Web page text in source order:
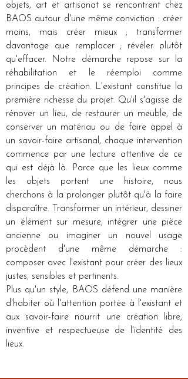
objets, art et artisanat se rencontrent chez
BAOS autour d'une même conviction : créer
moins, mais créer mieux ; transformer
davantage que remplacer ; révéler plutôt
qu'effacer. Notre démarche repose sur la
réhabilitation et le réemploi comme
principes de création. L'existant constitue la
première richesse du projet. Qu'il s'agisse de
rénover un lieu, de restaurer un meuble, de
conserver un matériau ou de faire appel à
un savoir-faire artisanal, chaque intervention
commence par une lecture attentive de ce
qui est déjà là. Parce que les lieux comme
les objets portent une histoire, nous
cherchons à la prolonger plutôt qu'à la faire
disparaître. Transformer un intérieur, dessiner
un élément sur mesure, intégrer une pièce
ancienne ou imaginer un nouvel usage
procèdent d'une même démarche :
composer avec l'existant pour créer des lieux
justes, sensibles et pertinents.
Plus qu'un style, BAOS défend une manière
d'habiter où l'attention portée à l'existant et
aux savoir-faire nourrit une création libre,
inventive et respectueuse de l'identité des
lieux.